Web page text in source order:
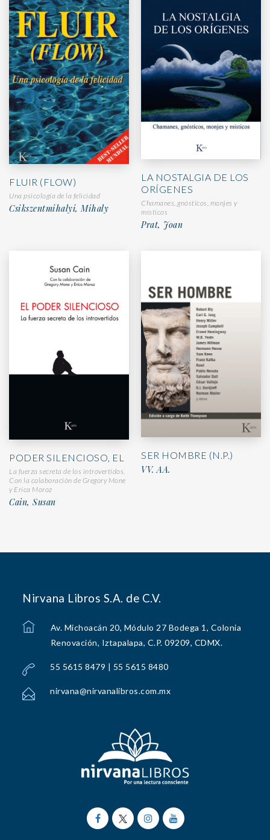
FLUIR (FLOW)
Una psicología de la felicidad
Csikszentmihalyi, Mihaly
LA NOSTALGIA DE LOS
ORÍGENES
Chamanes, gnósticos, monjes y
místicos
Prat, Joan
PODER SILENCIOSO, EL
La fuerza secreta de los introvertidos.
Con la colaboración de Gregory Mone
y Erica Moroz
Cain, Susan
SER HOMBRE (N.P.)
VV. AA.
Nirvana Libros S.A. de C.V.
Av. Michoacán 20, Módulo 27 Bodega 1, Colonia
Renovación, Iztapalapa, C.P. 09209, CDMX.
55 5615 8479 | 55 5615 8480
nirvana@nirvanalibros.com.mx